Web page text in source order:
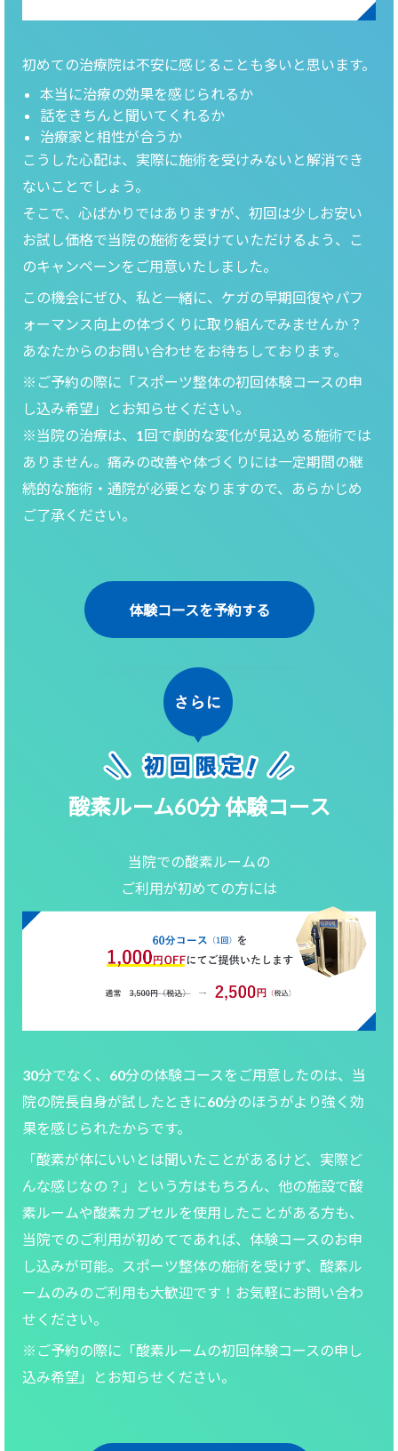
初めての治療院は不安に感じることも多いと思います。
本当に治療の効果を感じられるか
話をきちんと聞いてくれるか
治療家と相性が合うか
こうした心配は、実際に施術を受けみないと解消でき
ないことでしょう。
そこで、心ばかりではありますが、初回は少しお安い
お試し価格で当院の施術を受けていただけるよう、こ
のキャンペーンをご用意いたしました。
この機会にぜひ、私と一緒に、ケガの早期回復やパフ
ォーマンス向上の体づくりに取り組んでみませんか？
あなたからのお問い合わせをお待ちしております。
※ご予約の際に「スポーツ整体の初回体験コースの申
し込み希望」とお知らせください。
※当院の治療は、1回で劇的な変化が見込める施術では
ありません。痛みの改善や体づくりには一定期間の継
続的な施術・通院が必要となりますので、あらかじめ
ご了承ください。
体験コースを予約する
酸素ルーム60分 体験コース
当院での酸素ルームの
ご利用が初めての方には
30分でなく、60分の体験コースをご用意したのは、当
院の院長自身が試したときに60分のほうがより強く効
果を感じられたからです。
「酸素が体にいいとは聞いたことがあるけど、実際ど
んな感じなの？」という方はもちろん、他の施設で酸
素ルームや酸素カプセルを使用したことがある方も、
当院でのご利用が初めてであれば、体験コースのお申
し込みが可能。スポーツ整体の施術を受けず、酸素ル
ームのみのご利用も大歓迎です！お気軽にお問い合わ
せください。
※ご予約の際に「酸素ルームの初回体験コースの申し
込み希望」とお知らせください。